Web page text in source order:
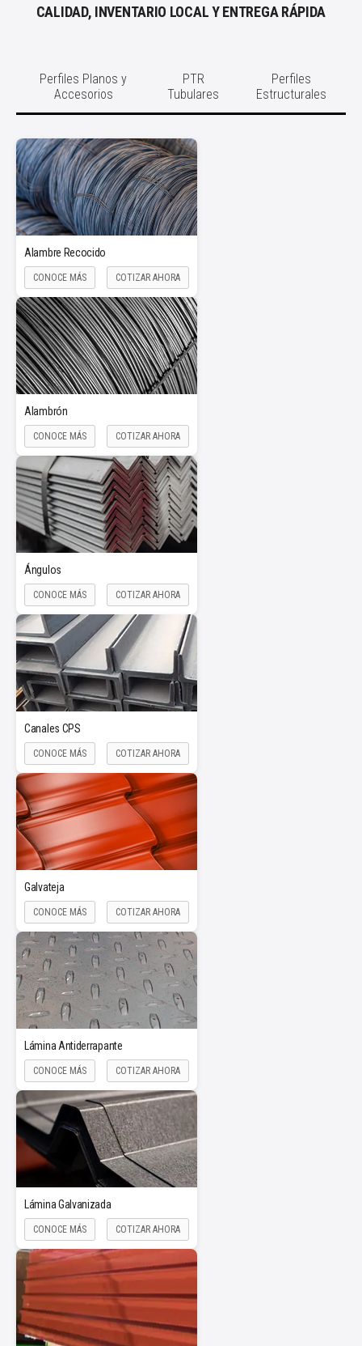
CALIDAD, INVENTARIO LOCAL Y ENTREGA RÁPIDA
Perfiles Planos y
Accesorios
PTR
Tubulares
Perfiles
Estructurales
Alambre Recocido
CONOCE MÁS COTIZAR AHORA
Alambrón
CONOCE MÁS COTIZAR AHORA
Ángulos
CONOCE MÁS COTIZAR AHORA
Canales CPS
CONOCE MÁS COTIZAR AHORA
Galvateja
CONOCE MÁS COTIZAR AHORA
Lámina Antiderrapante
CONOCE MÁS COTIZAR AHORA
Lámina Galvanizada
CONOCE MÁS COTIZAR AHORA